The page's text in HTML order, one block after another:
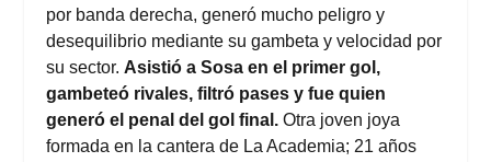
por banda derecha, generó mucho peligro y
desequilibrio mediante su gambeta y velocidad por
su sector. Asistió a Sosa en el primer gol,
gambeteó rivales, filtró pases y fue quien
generó el penal del gol final. Otra joven joya
formada en la cantera de La Academia; 21 años